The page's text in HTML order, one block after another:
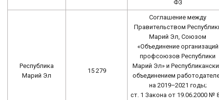
ФЗ
Республика
Марий Эл
15 279
Соглашение между
Правительством
Марий Эл, Союзом
«Объединение организаций
профсоюзов Республики
Марий Эл» и
объединением
на 2019–2021 годы;
ст. 1 Закона от 19.06.2000 №